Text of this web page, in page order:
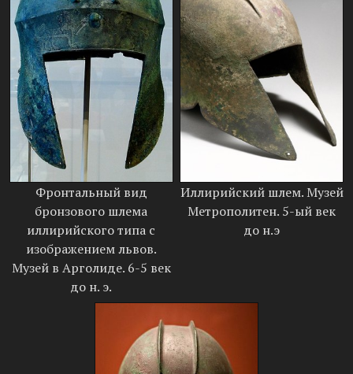
Фронтальный вид
бронзового шлема
иллирийского типа с
изображением львов.
Музей в Арголиде. 6-5 век
до н. э.
Иллирийский шлем. Музей
Метрополитен. 5-ый век
до н.э